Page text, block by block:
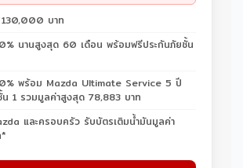
บาท
นานสูงสุด 60 เดือน พร้อมฟรีประกันภัยชั้น
พร้อม Mazda Ultimate Service 5 ปี
น 1 รวมมูลค่าสูงสุด 78,883 บาท
และครอบครัว รับบัตรเติมน้ำมันมูลค่า